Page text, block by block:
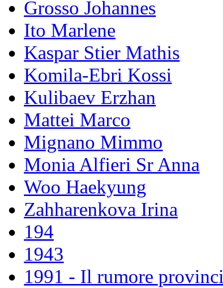
Grosso Johannes
Ito Marlene
Kaspar Stier Mathis
Komila-Ebri Kossi
Kulibaev Erzhan
Mattei Marco
Mignano Mimmo
Monia Alfieri Sr Anna
Woo Haekyung
Zahharenkova Irina
194
1943
1991 - Il rumore